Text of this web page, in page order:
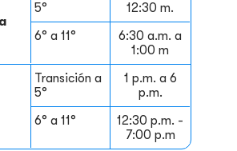
5°
12:30 m.
6° a 11°
6:30 a.m. a
1:00 m
Transición a
5°
1 p.m. a 6
p.m.
6° a 11°
12:30 p.m. -
7:00 p.m